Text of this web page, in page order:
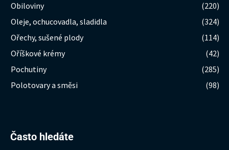
Obiloviny
(220)
Oleje, ochucovadla, sladidla
(324)
Ořechy, sušené plody
(114)
Oříškové krémy
(42)
Pochutiny
(285)
Polotovary a směsi
(98)
Často hledáte
Hledat: